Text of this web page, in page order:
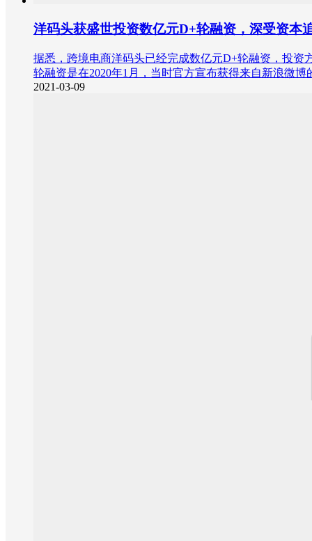
洋码头获盛世投资数亿元D+轮融资，深受资本
据悉，跨境电商洋码头已经完成数亿元D+轮融资，投
轮融资是在2020年1月，当时官方宣布获得来自新浪微博
2021-03-09